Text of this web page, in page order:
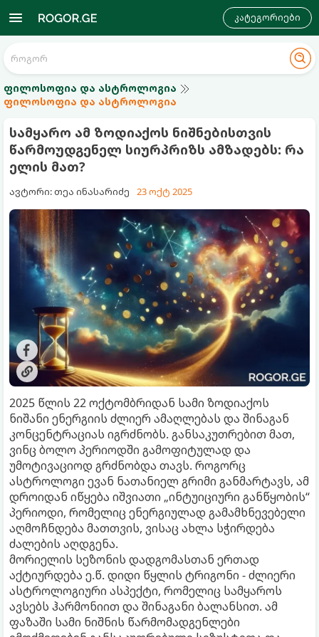
კატეგორიები
ფილოსოფია და ასტროლოგია
ფილოსოფია და ასტროლოგია
სამყარო ამ ზოდიაქოს ნიშნებისთვის
წარმოუდგენელ სიურპრიზს ამზადებს: რა
ელის მათ?
ავტორი: თეა ინასარიძე 23 ოქტ 2025
2025 წლის 22 ოქტომბრიდან სამი ზოდიაქოს
ნიშანი ენერგიის ძლიერ ამაღლებას და შინაგან
კონცენტრაციას იგრძნობს. განსაკუთრებით მათ,
ვინც ბოლო პერიოდში გამოფიტულად და
უმოტივაციოდ გრძნობდა თავს. როგორც
ასტროლოგი ევან ნათანიელ გრიმი განმარტავს, ამ
დროიდან იწყება იშვიათი „ინტუიციური განწყობის“
პერიოდი, რომელიც ენერგიულად გამამხნევებელი
აღმოჩნდება მათთვის, ვისაც ახლა სჭირდება
ძალების აღდგენა.
მორიელის სეზონის დადგომასთან ერთად
აქტიურდება ე.წ. დიდი წყლის ტრიგონი - ძლიერი
ასტროლოგიური ასპექტი, რომელიც სამყაროს
ავსებს ჰარმონიით და შინაგანი ბალანსით. ამ
ფაზაში სამი ნიშნის წარმომადგენლები